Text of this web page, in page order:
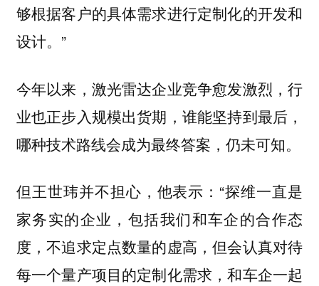
够根据客户的具体需求进行定制化的开发和
设计。”
今年以来，激光雷达企业竞争愈发激烈，行
业也正步入规模出货期，谁能坚持到最后，
哪种技术路线会成为最终答案，仍未可知。
但王世玮并不担心，他表示：“探维一直是
家务实的企业，包括我们和车企的合作态
度，不追求定点数量的虚高，但会认真对待
每一个量产项目的定制化需求，和车企一起